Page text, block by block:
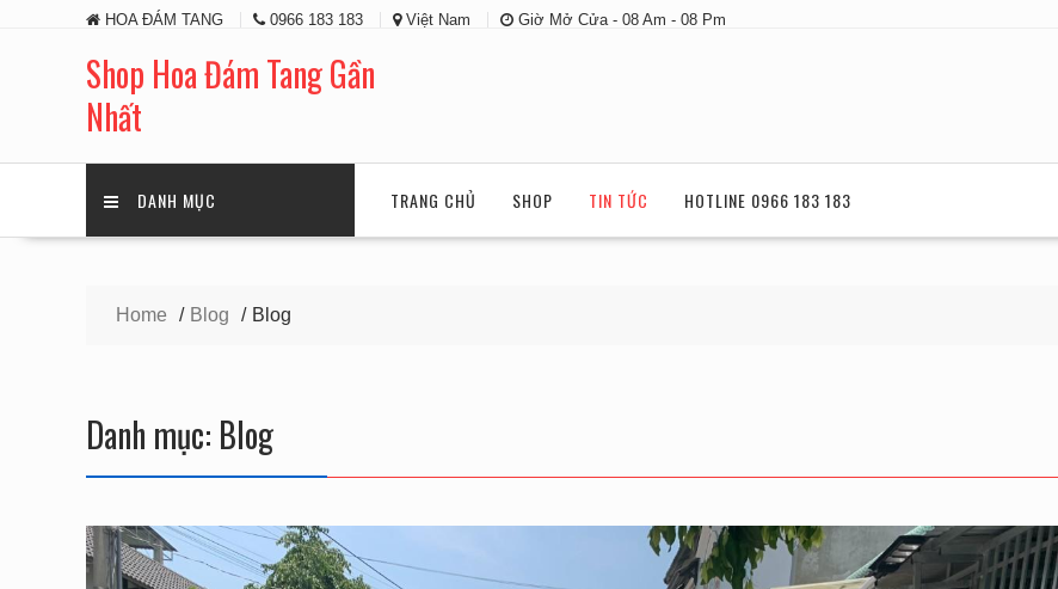
HOA ĐÁM TANG 0966 183 183 Việt Nam Giờ Mở Cửa - 08 Am - 08 Pm
Shop Hoa Đám Tang Gần
Nhất
DANH MỤC TRANG CHỦ SHOP TIN TỨC HOTLINE 0966 183 183
Home Blog Blog
Danh mục: Blog